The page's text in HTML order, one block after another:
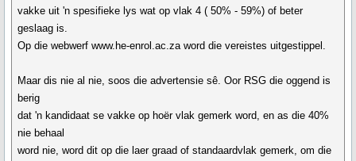
vakke uit 'n spesifieke lys wat op vlak 4 ( 50% - 59%) of beter
geslaag is.
Op die webwerf www.he-enrol.ac.za word die vereistes uitgestippel.
Maar dis nie al nie, soos die advertensie sê. Oor RSG die oggend is
berig
dat 'n kandidaat se vakke op hoër vlak gemerk word, en as die 40%
nie behaal
word nie, word dit op die laer graad of standaardvlak gemerk, om die